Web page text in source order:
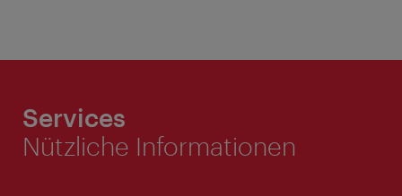
Services
Nützliche Informationen